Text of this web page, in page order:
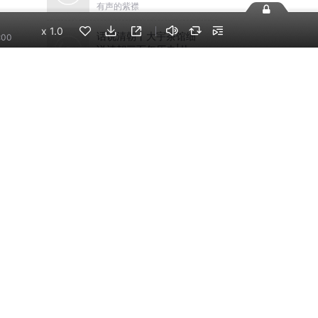
有声的紫襟
话说清朝丨大宇茶馆细
说清朝三百年历史|从努
x 1.0